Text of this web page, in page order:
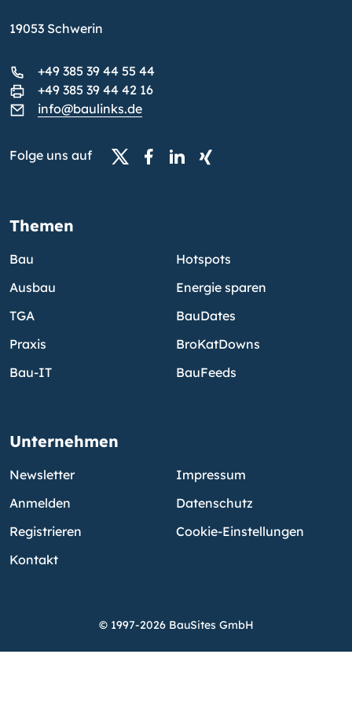
19053 Schwerin
+49 385 39 44 55 44
+49 385 39 44 42 16
info@baulinks.de
Folge uns auf
Themen
Bau
Ausbau
TGA
Praxis
Bau-IT
Hotspots
Energie sparen
BauDates
BroKatDowns
BauFeeds
Unternehmen
Newsletter
Anmelden
Registrieren
Kontakt
Impressum
Datenschutz
Cookie-Einstellungen
© 1997-2026 BauSites GmbH